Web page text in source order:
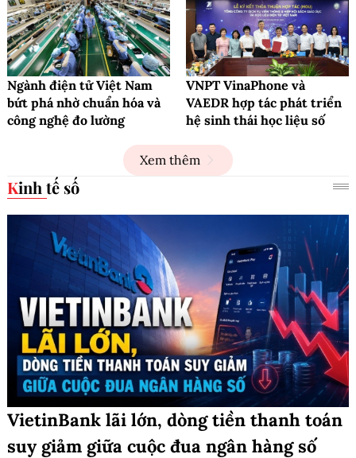
Ngành điện tử Việt Nam
bứt phá nhờ chuẩn hóa và
công nghệ đo lường
VNPT VinaPhone và
VAEDR hợp tác phát triển
hệ sinh thái học liệu số
Xem thêm
Kinh tế số
VietinBank lãi lớn, dòng tiền thanh toán
suy giảm giữa cuộc đua ngân hàng số